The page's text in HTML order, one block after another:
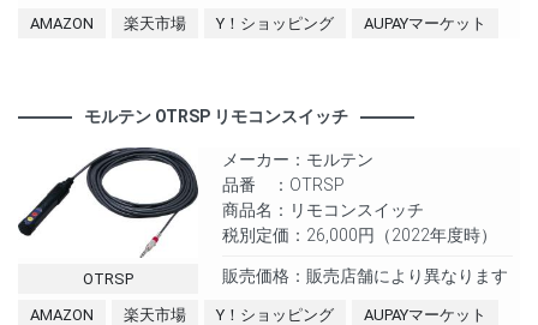
AMAZON 楽天市場 Y！ショッピング AUPAYマーケット
モルテン OTRSP リモコンスイッチ
OTRSP
メーカー：モルテン
品番 ：OTRSP
商品名：リモコンスイッチ
税別定価：26,000円（2022年度時）
販売価格：販売店舗により異なります
AMAZON 楽天市場 Y！ショッピング AUPAYマーケット